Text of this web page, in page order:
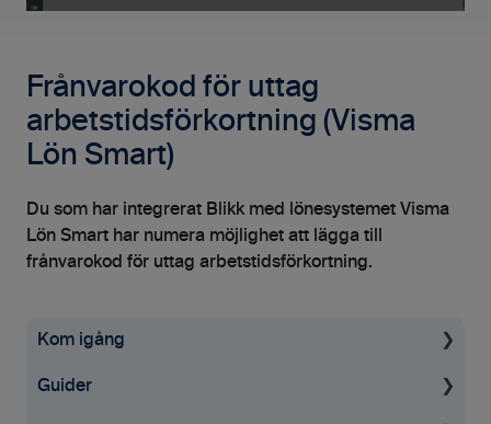
Frånvarokod för uttag
arbetstidsförkortning (Visma
Lön Smart)
Du som har integrerat Blikk med lönesystemet Visma
Lön Smart har numera möjlighet att lägga till
frånvarokod för uttag arbetstidsförkortning.
Kom igång
Uppstartsguide
Guider